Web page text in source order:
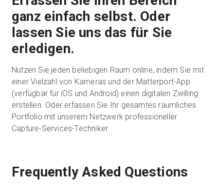
ganz einfach selbst. Oder
lassen Sie uns das für Sie
erledigen.
Nutzen Sie jeden beliebigen Raum online, indem Sie mit
einer Vielzahl von Kameras und der Matterport-App
(verfügbar für iOS und Android) einen digitalen Zwilling
erstellen. Oder erfassen Sie Ihr gesamtes räumliches
Portfolio mit unserem Netzwerk professioneller
Capture-Services-Techniker.
Frequently Asked Questions